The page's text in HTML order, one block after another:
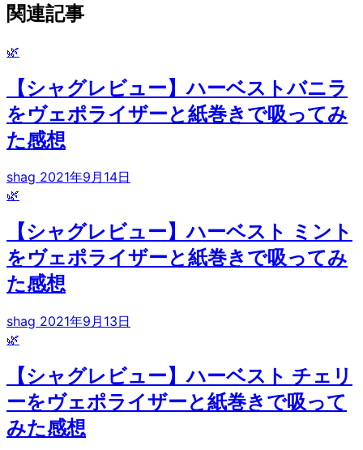
関連記事
🌿
【シャグレビュー】ハーベストバニラ
をヴェポライザーと紙巻きで吸ってみ
た感想
shag 2021年9月14日
🌿
【シャグレビュー】ハーベスト ミント
をヴェポライザーと紙巻きで吸ってみ
た感想
shag 2021年9月13日
🌿
【シャグレビュー】ハーベスト チェリ
ーをヴェポライザーと紙巻きで吸って
みた感想